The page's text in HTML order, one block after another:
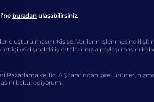
buradan ulaşabilirsiniz.
oluşturulmasını, Kişisel Verilerin İşlenmesine
içi ve dışındaki iş ortaklarınızla paylaşılmasını
ve Tic. A.Ş tarafından; özel ürünler,
kabul ediyorum.